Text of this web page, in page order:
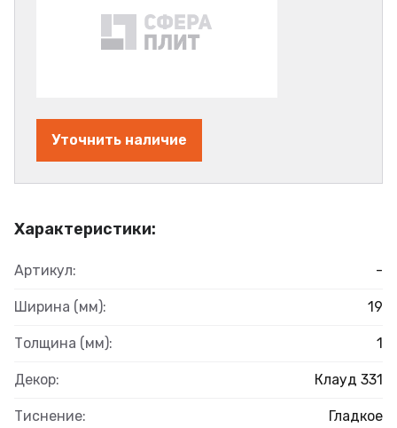
Характеристики:
Артикул: -
Ширина (мм): 19
Толщина (мм): 1
Декор: Клауд 331
Тиснение: Гладкое
Уточнить наличие